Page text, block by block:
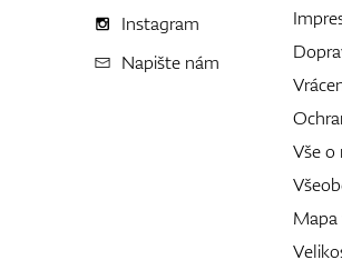
Instagram
Napište nám
Vše o